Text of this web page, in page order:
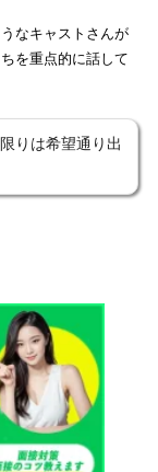
なキャストさんが
を重点的に話して
りは希望通り出